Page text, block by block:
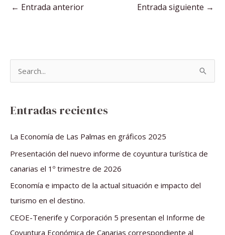
← Entrada anterior Entrada siguiente →
a
Entradas recientes
La Economía de Las Palmas en gráficos 2025
Presentación del nuevo informe de coyuntura turística de
canarias el 1º trimestre de 2026
Economía e impacto de la actual situación e impacto del
turismo en el destino.
CEOE-Tenerife y Corporación 5 presentan el Informe de
Coyuntura Económica de Canarias correspondiente al